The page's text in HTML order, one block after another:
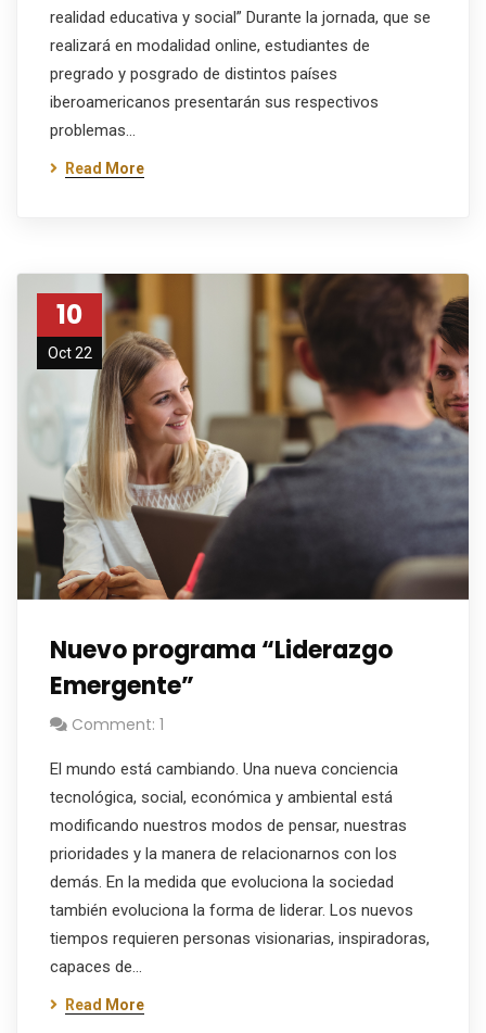
realidad educativa y social” Durante la jornada, que se
realizará en modalidad online, estudiantes de
pregrado y posgrado de distintos países
iberoamericanos presentarán sus respectivos
problemas…
Read More
10
Oct 22
Nuevo programa “Liderazgo
Emergente”
Comment: 1
El mundo está cambiando. Una nueva conciencia
tecnológica, social, económica y ambiental está
modificando nuestros modos de pensar, nuestras
prioridades y la manera de relacionarnos con los
demás. En la medida que evoluciona la sociedad
también evoluciona la forma de liderar. Los nuevos
tiempos requieren personas visionarias, inspiradoras,
capaces de…
Read More